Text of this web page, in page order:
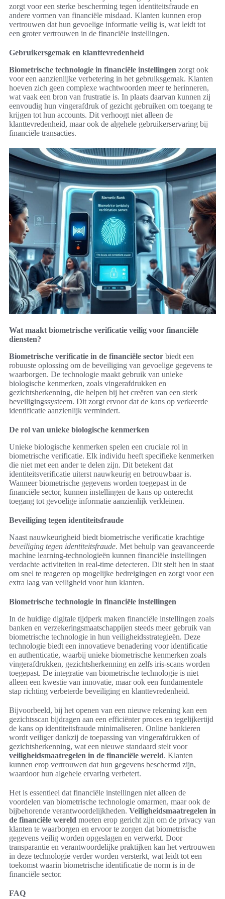
zorgt voor een sterke bescherming tegen identiteitsfraude en
andere vormen van financiële misdaad. Klanten kunnen erop
vertrouwen dat hun gevoelige informatie veilig is, wat leidt tot
een groter vertrouwen in de financiële instellingen.
Gebruikersgemak en klanttevredenheid
Biometrische technologie in financiële instellingen zorgt ook
voor een aanzienlijke verbetering in het gebruiksgemak. Klanten
hoeven zich geen complexe wachtwoorden meer te herinneren,
wat vaak een bron van frustratie is. In plaats daarvan kunnen zij
eenvoudig hun vingerafdruk of gezicht gebruiken om toegang te
krijgen tot hun accounts. Dit verhoogt niet alleen de
klanttevredenheid, maar ook de algehele gebruikerservaring bij
financiële transacties.
Wat maakt biometrische verificatie veilig voor financiële
diensten?
Biometrische verificatie in de financiële sector biedt een
robuuste oplossing om de beveiliging van gevoelige gegevens te
waarborgen. De technologie maakt gebruik van unieke
biologische kenmerken, zoals vingerafdrukken en
gezichtsherkenning, die helpen bij het creëren van een sterk
beveiligingssysteem. Dit zorgt ervoor dat de kans op verkeerde
identificatie aanzienlijk vermindert.
De rol van unieke biologische kenmerken
Unieke biologische kenmerken spelen een cruciale rol in
biometrische verificatie. Elk individu heeft specifieke kenmerken
die niet met een ander te delen zijn. Dit betekent dat
identiteitsverificatie uiterst nauwkeurig en betrouwbaar is.
Wanneer biometrische gegevens worden toegepast in de
financiële sector, kunnen instellingen de kans op onterecht
toegang tot gevoelige informatie aanzienlijk verkleinen.
Beveiliging tegen identiteitsfraude
Naast nauwkeurigheid biedt biometrische verificatie krachtige
beveiliging tegen identiteitsfraude. Met behulp van geavanceerde
machine learning-technologieën kunnen financiële instellingen
verdachte activiteiten in real-time detecteren. Dit stelt hen in staat
om snel te reageren op mogelijke bedreigingen en zorgt voor een
extra laag van veiligheid voor hun klanten.
Biometrische technologie in financiële instellingen
In de huidige digitale tijdperk maken financiële instellingen zoals
banken en verzekeringsmaatschappijen steeds meer gebruik van
biometrische technologie in hun veiligheidsstrategieën. Deze
technologie biedt een innovatieve benadering voor identificatie
en authenticatie, waarbij unieke biometrische kenmerken zoals
vingerafdrukken, gezichtsherkenning en zelfs iris-scans worden
toegepast. De integratie van biometrische technologie is niet
alleen een kwestie van innovatie, maar ook een fundamentele
stap richting verbeterde beveiliging en klanttevredenheid.
Bijvoorbeeld, bij het openen van een nieuwe rekening kan een
gezichtsscan bijdragen aan een efficiënter proces en tegelijkertijd
de kans op identiteitsfraude minimaliseren. Online bankieren
wordt veiliger dankzij de toepassing van vingerafdrukken of
gezichtsherkenning, wat een nieuwe standaard stelt voor
veiligheidsmaatregelen in de financiële wereld. Klanten
kunnen erop vertrouwen dat hun gegevens beschermd zijn,
waardoor hun algehele ervaring verbetert.
Het is essentieel dat financiële instellingen niet alleen de
voordelen van biometrische technologie omarmen, maar ook de
bijbehorende verantwoordelijkheden. Veiligheidsmaatregelen in
de financiële wereld moeten erop gericht zijn om de privacy van
klanten te waarborgen en ervoor te zorgen dat biometrische
gegevens veilig worden opgeslagen en verwerkt. Door
transparantie en verantwoordelijke praktijken kan het vertrouwen
in deze technologie verder worden versterkt, wat leidt tot een
toekomst waarin biometrische identificatie de norm is in de
financiële sector.
FAQ